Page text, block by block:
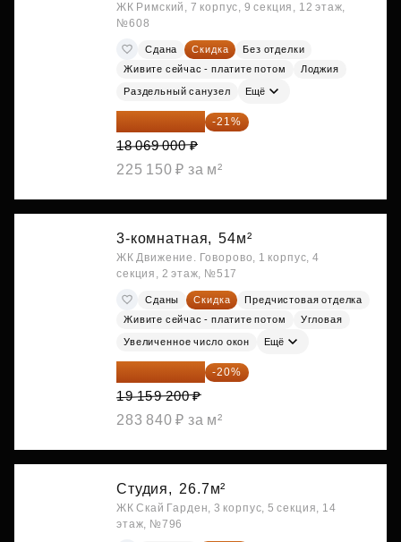
ЖК Римский, 7 корпус, 9 секция, 12 этаж,
№608
Сдана Скидка
Без отделки
Живите сейчас - платите потом
Лоджия
Раздельный санузел Ещё
14 274 510 ₽ -21%
18 069 000 ₽
225 150 ₽ за м²
3-комнатная, 54м²
ЖК Движение. Говорово, 1 корпус, 4
секция, 2 этаж, №517
Сданы Скидка
Предчистовая отделка
Живите сейчас - платите потом
Угловая
Увеличенное число окон Ещё
15 327 360 ₽ -20%
19 159 200 ₽
283 840 ₽ за м²
Студия, 26.7м²
ЖК Скай Гарден, 3 корпус, 5 секция, 14
этаж, №796